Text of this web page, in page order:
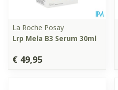
La Roche Posay
Lrp Mela B3 Serum 30ml
€ 49,95